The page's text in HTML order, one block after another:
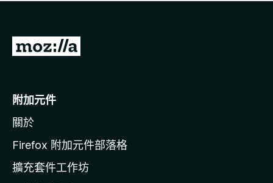
有
前
o
i
l
a
附加元件
關於
Firefox 附加元件部落格
擴充套件工作坊